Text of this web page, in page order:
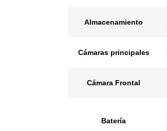
Almacenamiento
Cámaras principales
Cámara Frontal
Batería